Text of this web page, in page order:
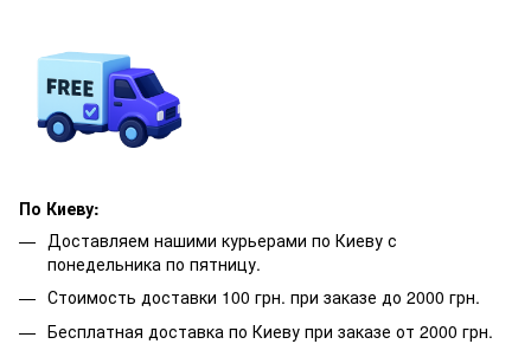
По Киеву:
Доставляем нашими курьерами по Киеву с
понедельника по пятницу.
Стоимость доставки 100 грн. при заказе до 2000 грн.
Бесплатная доставка по Киеву при заказе от 2000 грн.